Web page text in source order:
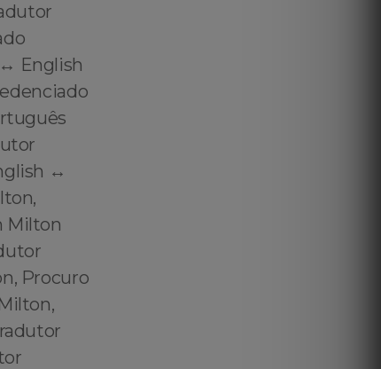
English
↔️
Milton
Procuro